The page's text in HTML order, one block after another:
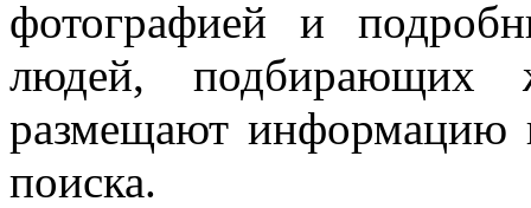
фотографией и
людей, подбирающих
размещают информацию
поиска.